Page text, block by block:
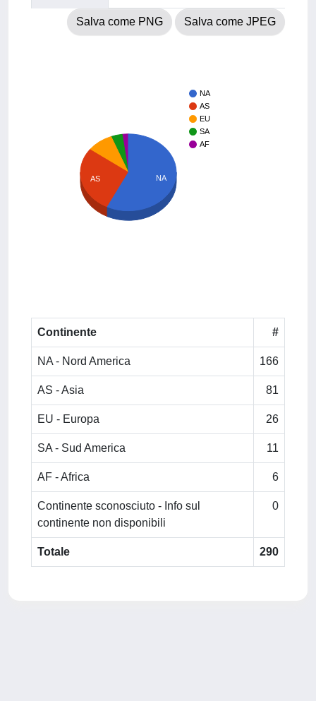
Salva come PNG Salva come JPEG
NA
AS
EU
SA
AF
AS NA
Continente #
NA - Nord America 166
AS - Asia 81
EU - Europa 26
SA - Sud America 11
AF - Africa 6
Continente sconosciuto - Info sul
continente non disponibili
0
Totale 290